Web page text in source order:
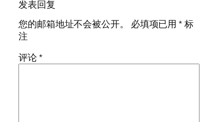
发表回复
您的邮箱地址不会被公开。
必填项已用*标
注
评论*